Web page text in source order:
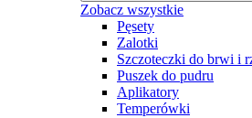
Zobacz wszystkie
Pęsety
Zalotki
Szczoteczki do brwi i
Puszek do pudru
Aplikatory
Temperówki